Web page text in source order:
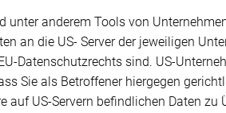
unter anderem Tools von
an die US- Server der jeweiligen
Datenschutzrechts sind. US-
Sie als Betroffener hiergegen
auf US-Servern befindlichen Daten